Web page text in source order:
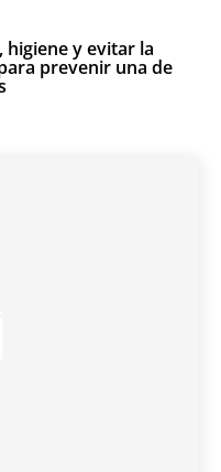
y evitar la
prevenir una de